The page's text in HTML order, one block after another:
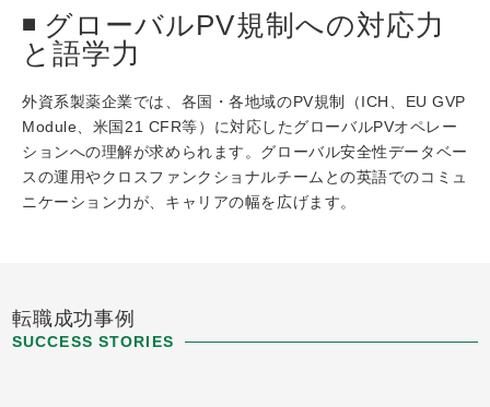
グローバルPV規制への対応力
と語学力
外資系製薬企業では、各国・各地域のPV規制（ICH、EU GVP
Module、米国21 CFR等）に対応したグローバルPVオペレー
ションへの理解が求められます。グローバル安全性データベー
スの運用やクロスファンクショナルチームとの英語でのコミュ
ニケーション力が、キャリアの幅を広げます。
転職成功事例
SUCCESS STORIES